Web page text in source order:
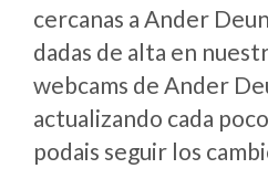
cercanas a Ander
dadas de alta en
webcams de Ander
actualizando cada
podais seguir los